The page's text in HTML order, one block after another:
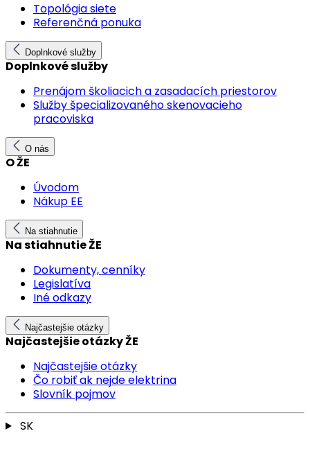
Topológia siete
Referenčná ponuka
Doplnkové služby
Doplnkové služby
Prenájom školiacich a zasadacích priestorov
Služby špecializovaného skenovacieho
pracoviska
O nás
O ŽE
Úvodom
Nákup EE
Na stiahnutie
Na stiahnutie ŽE
Dokumenty, cenníky
Legislatíva
Iné odkazy
Najčastejšie otázky
Najčastejšie otázky ŽE
Najčastejšie otázky
Čo robiť ak nejde elektrina
Slovník pojmov
SK